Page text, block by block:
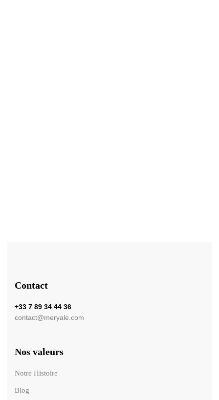
Contact
+33 7 89 34 44 36
contact@meryale.com
Nos valeurs
Notre Histoire
Blog